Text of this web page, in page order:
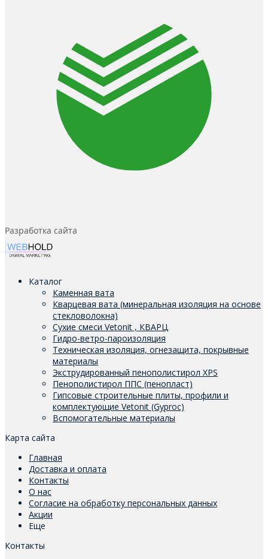
Разработка сайта
Каталог
Каменная вата
Кварцевая вата (минеральная изоляция на основе
стекловолокна)
Сухие смеси Vetonit , КВАРЦ
Гидро-ветро-пароизоляция
Техническая изоляция, огнезащита, покрывные
материалы
Экструдированный пенополистирол XPS
Пенополистирол ППС (пенопласт)
Гипсовые строительные плиты, профили и
комплектующие Vetonit (Gyproc)
Вспомогательные материалы
Карта сайта
Главная
Доставка и оплата
Контакты
О нас
Согласие на обработку персональных данных
Акции
Еще
Контакты